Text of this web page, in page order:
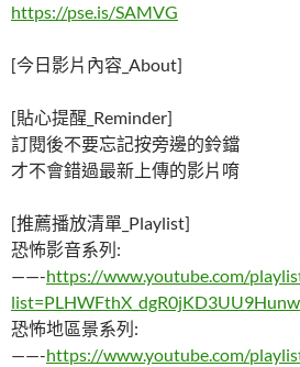
https://pse.is/SAMVG
[今日影片內容_About]
[貼心提醒_Reminder]
訂閱後不要忘記按旁邊的鈴鐺
才不會錯過最新上傳的影片唷
[推薦播放清單_Playlist]
恐怖影音系列:
——-https://www.youtube.com/
恐怖地區景系列:
——-https://www.youtube.com/